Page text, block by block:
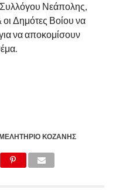
Νεάπολης,
οι Δημότες Βοίου να
να αποκομίσουν
ΚΟΖΆΝΗΣ